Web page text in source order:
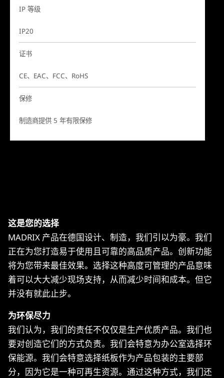
IP 等级
IP20
证书
CE、EAC、FCC、RoHS
保修
制造商提供 5 年有限保修
这是您的选择
MADRIX 产品在德国设计、制造，我们引以为豪。我们
正在为您打造易于使用且可靠的高品质产品。创新功能
将为您带来最佳效果。选择这种高度可管理的产品意味
着可以大大减少现场支持，从而减少时间和成本。但它
并没有就此止步。
为环保尽力
我们认为，我们的责任不仅仅是生产优质产品。我们也
要对创造它们的方式负责。我们会特意为办公室选择环
保能源。我们会特意选择纸板作为产品包装的主要部
分，因为它是一种可再生资源。通过这种方式，我们还